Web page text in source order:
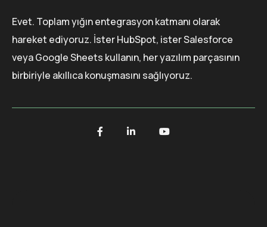
Evet. Toplam yığın entegrasyon katmanı olarak
hareket ediyoruz. İster HubSpot, ister Salesforce
veya Google Sheets kullanın, her yazılım parçasının
birbiriyle akıllıca konuşmasını sağlıyoruz.